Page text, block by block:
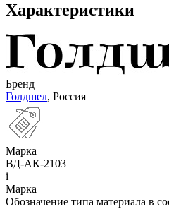
Характеристики
Бренд
Голдшел, Россия
Марка
ВД-АК-2103
i
Марка
Обозначение типа материала в